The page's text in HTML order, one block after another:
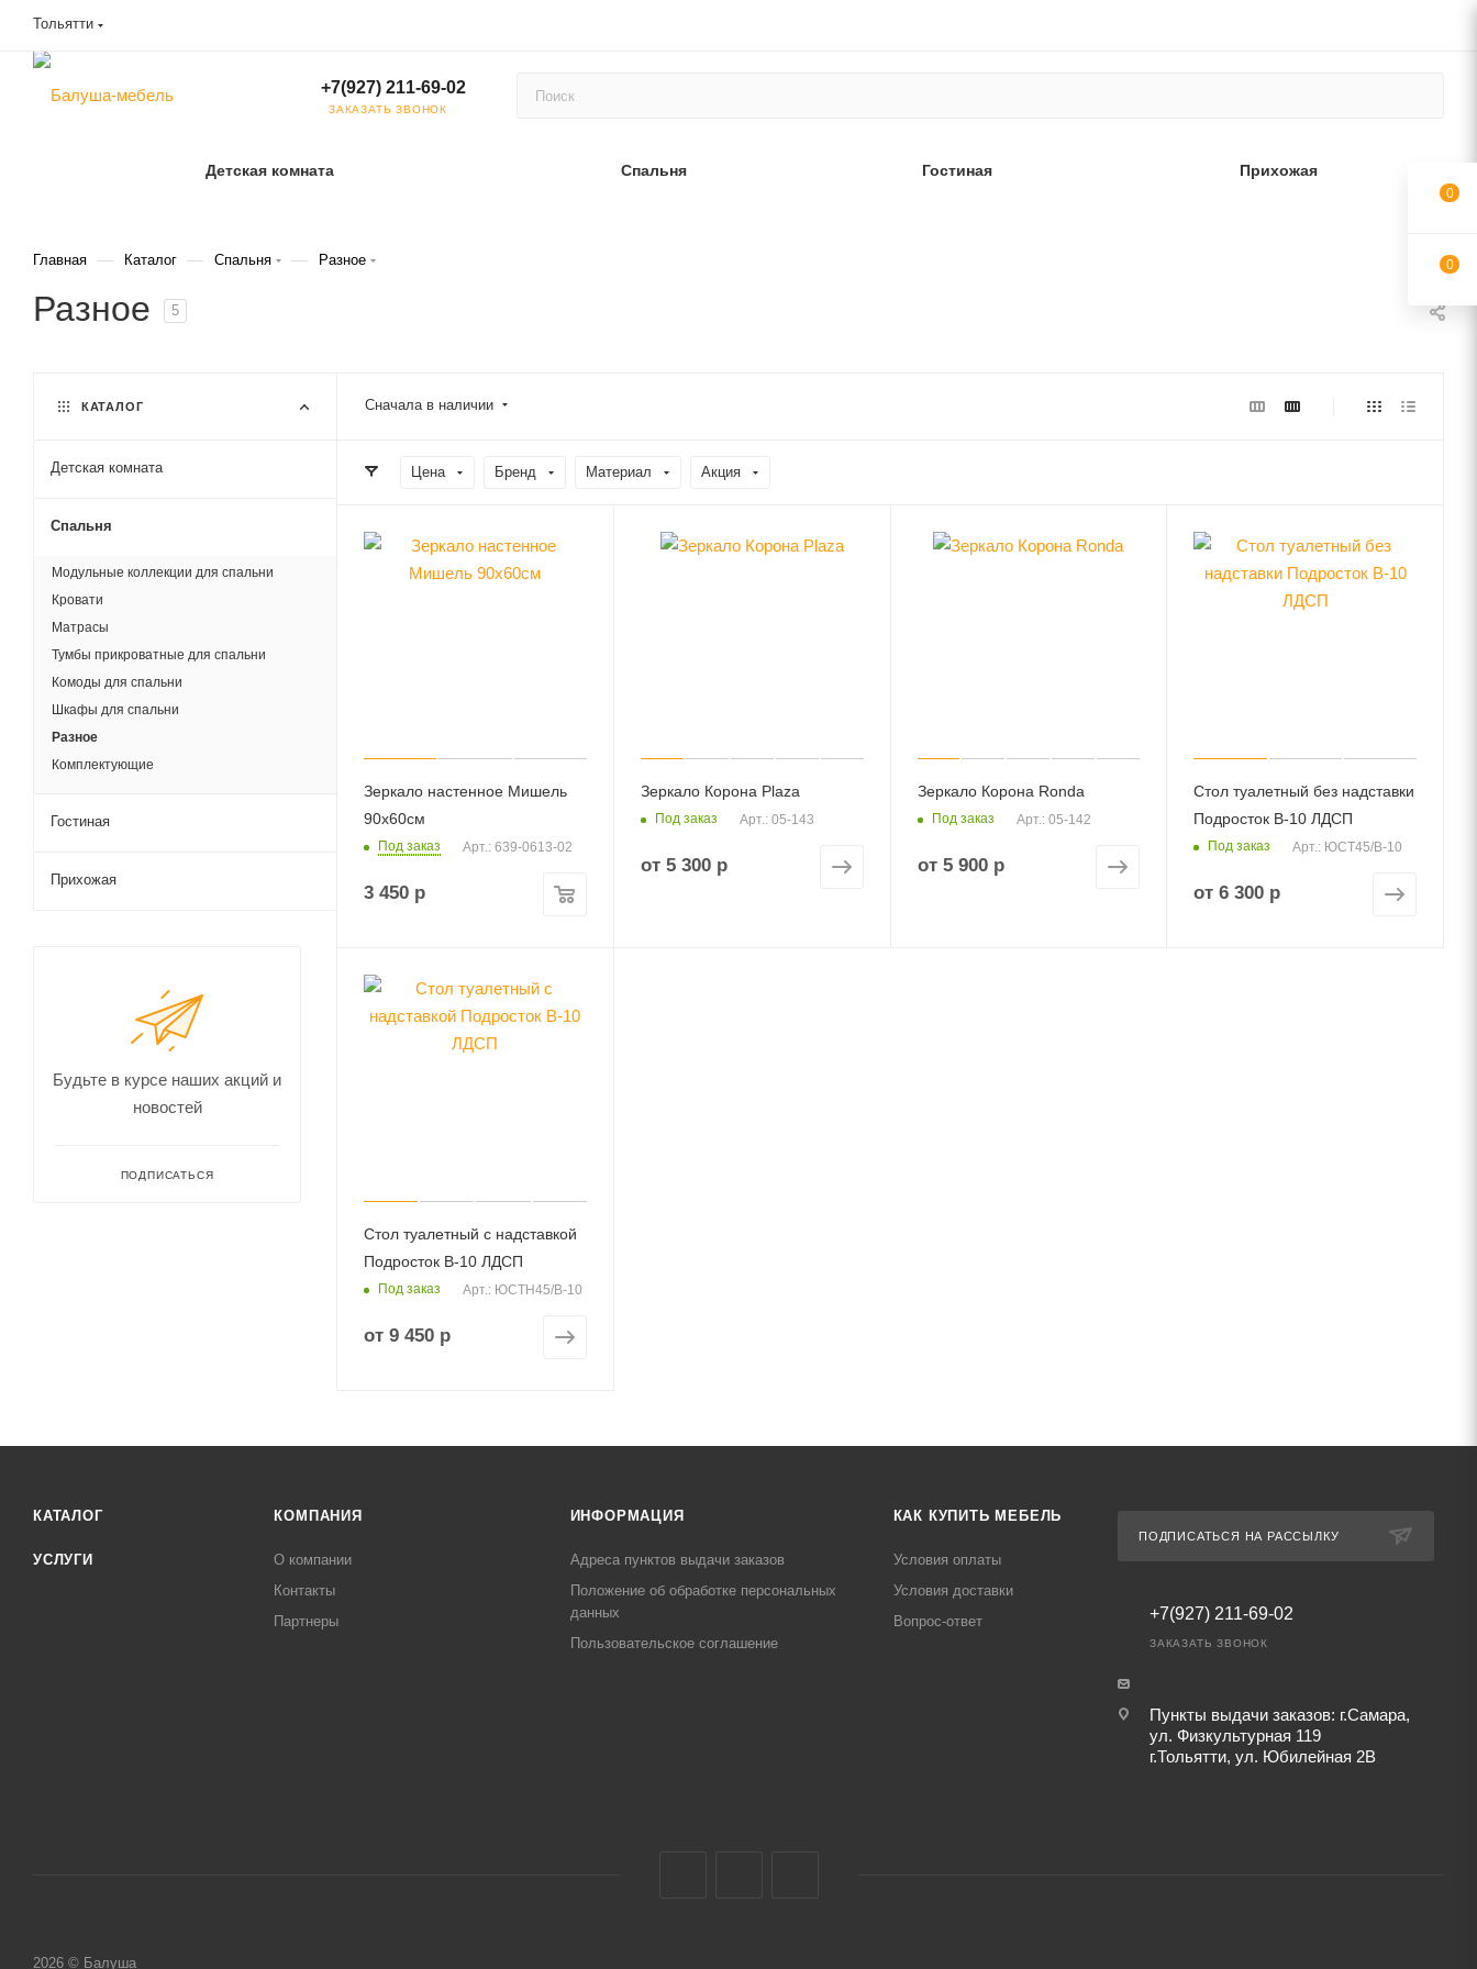
Тольятти
+7(927) 211-69-02
ЗАКАЗАТЬ ЗВОНОК
Детская комната Спальня Гостиная Прихожая
Главная — Каталог — Спальня — Разное
Разное 5
Сначала в наличии
Цена Бренд Материал Акция
Зеркало настенное Мишель
90х60см
Под заказ Арт.: 639-0613-02
3 450 р
Зеркало Корона Plaza
Под заказ Арт.: 05-143
от 5 300 р
Зеркало Корона Ronda
Под заказ Арт.: 05-142
от 5 900 р
Стол туалетный без надставки
Подросток В-10 ЛДСП
Под заказ Арт.: ЮСТ45/В-10
от6 300 р
Стол туалетный с надставкой
Подросток В-10 ЛДСП
Под заказ Арт.: ЮСТН45/В-10
от 9 450 р
КАТАЛОГ
Детская комната
Спальня
Модульные коллекции для спальни
Кровати
Матрасы
Тумбы прикроватные для спальни
Комоды для спальни
Шкафы для спальни
Разное
Комплектующие
Гостиная
Прихожая
Будьте в курсе наших акций и
новостей
ПОДПИСАТЬСЯ
КАТАЛОГ
УСЛУГИ
КОМПАНИЯ
О компании
Контакты
Партнеры
ИНФОРМАЦИЯ
Адреса пунктов выдачи заказов
Положение об обработке персональных
данных
Пользовательское соглашение
КАК КУПИТЬ МЕБЕЛЬ
Условия оплаты
Условия доставки
Вопрос-ответ
ПОДПИСАТЬСЯ НА РАССЫЛКУ
+7(927) 211-69-02
ЗАКАЗАТЬ ЗВОНОК
Пункты выдачи заказов: г.Самара,
ул. Физкультурная 119
г.Тольятти, ул. Юбилейная 2В
2026 © Балуша
0
0